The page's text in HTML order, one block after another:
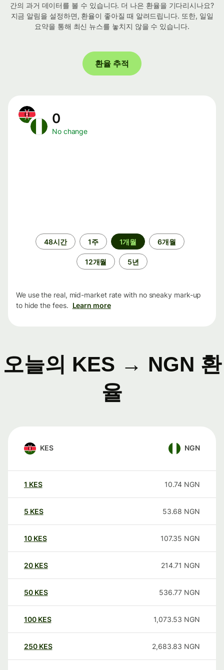
간의 과거 데이터를 볼 수 있습니다. 더 나은 환율을 기다리시나요?
지금 알림을 설정하면, 환율이 좋아질 때 알려드립니다. 또한, 일일
요약을 통해 최신 뉴스를 놓치지 않을 수 있습니다.
환율 추적
0
No change
48시간 1주 1개월 6개월
12개월 5년
We use the real, mid-market rate with no sneaky mark-up
to hide the fees. Learn more
오늘의 KES → NGN 환
율
KES NGN
1 KES 10.74 NGN
5 KES 53.68 NGN
10 KES 107.35 NGN
20 KES 214.71 NGN
50 KES 536.77 NGN
100 KES 1,073.53 NGN
250 KES 2,683.83 NGN